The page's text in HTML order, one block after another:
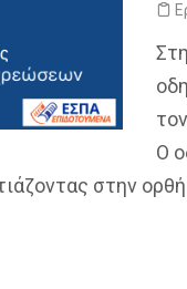
Ο
στην